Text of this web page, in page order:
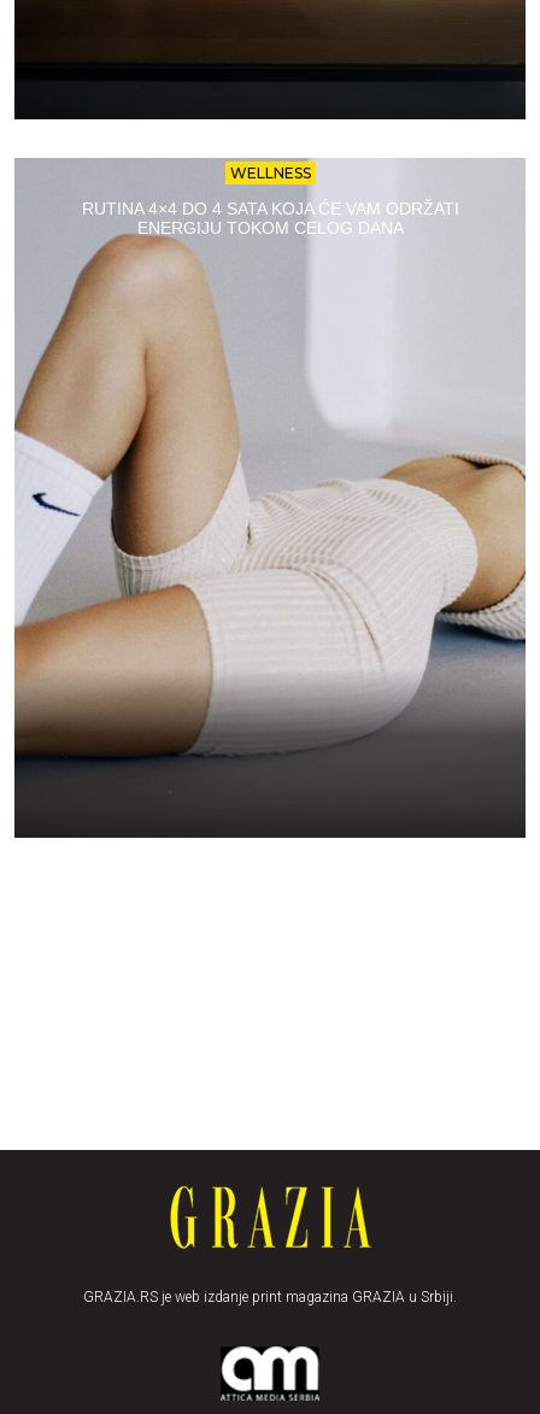
WELLNESS
RUTINA 4×4 DO 4 SATA KOJA ĆE VAM ODRŽATI
ENERGIJU TOKOM CELOG DANA
GRAZIA.RS je web izdanje print magazina GRAZIA u Srbiji.